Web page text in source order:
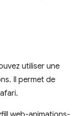
utiliser une
Il permet de